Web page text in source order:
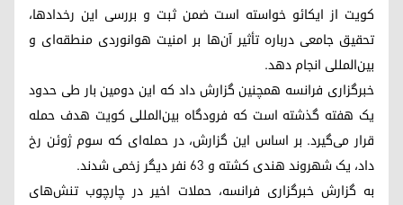
کویت از ایکائو خواسته است ضمن ثبت و بررسی این رخدادها،
تحقیق جامعی درباره تأثیر آن‌ها بر امنیت هوانوردی منطقه‌ای و
بین‌المللی انجام دهد.
خبرگزاری فرانسه همچنین گزارش داد که این دومین بار طی حدود
یک هفته گذشته است که فرودگاه بین‌المللی کویت هدف حمله
قرار می‌گیرد. بر اساس این گزارش، در حمله‌ای که سوم ژوئن رخ
داد، یک شهروند هندی کشته و ۶۳ نفر دیگر زخمی شدند.
به گزارش خبرگزاری فرانسه، حملات اخیر در چارچوب تنش‌های